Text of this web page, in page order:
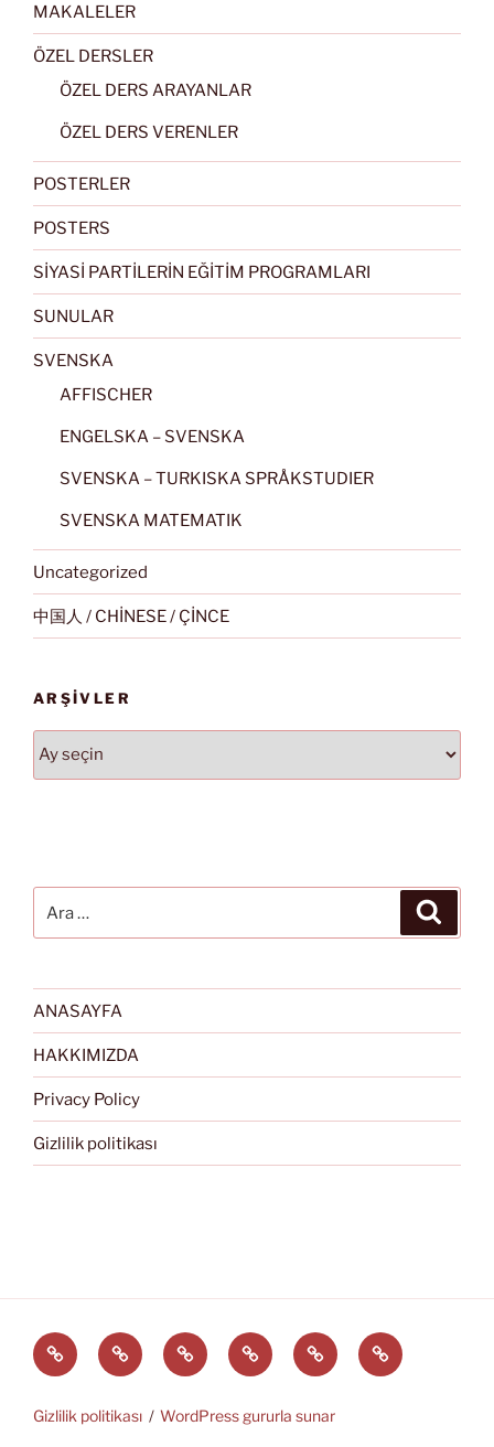
MAKALELER
ÖZEL DERSLER
ÖZEL DERS ARAYANLAR
ÖZEL DERS VERENLER
POSTERLER
POSTERS
SİYASİ PARTİLERİN EĞİTİM PROGRAMLARI
SUNULAR
SVENSKA
AFFISCHER
ENGELSKA – SVENSKA
SVENSKA – TURKISKA SPRÅKSTUDIER
SVENSKA MATEMATIK
Uncategorized
中国人 / CHİNESE / ÇİNCE
ARŞIVLER
Arşivler
ANASAYFA
HAKKIMIZDA
Privacy Policy
Gizlilik politikası
Türkçe English Svenskaالعربية
中
文
EĞİTİM
ARAÇLARI
Gizlilik politikası WordPress gururla sunar